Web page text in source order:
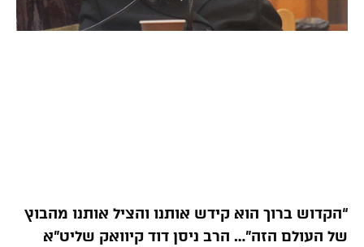
“הקדוש ברוך הוא קידש אותנו והציל אותנו מהבוץ
של העולם הזה”… הרב ניסן דוד קיוואק שליט”א